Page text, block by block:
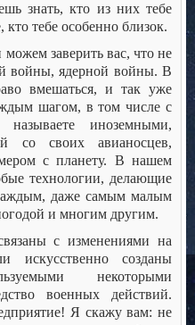
знать, кто из них тебе
кто тебе особенно близок.
заверить вас, что не
войны, ядерной войны. В
вмешаться, и так уже
шагом, в том числе с
иноземными,
со своих авианосцев,
с планету. В нашем
технологии, делающие
даже самым малым
и многим другим.
с изменениями на
искусственно созданы
некоторыми
военных действий.
Я скажу вам: не